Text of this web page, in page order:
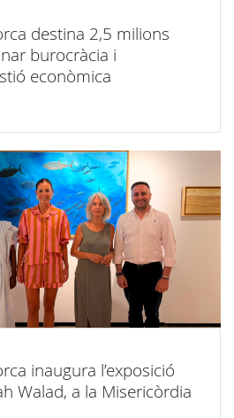
destina 2,5 milions
burocràcia i
econòmica
inaugura l’exposició
Walad, a la Misericòrdia